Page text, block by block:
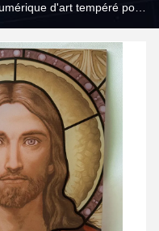
d'art tempéré pour